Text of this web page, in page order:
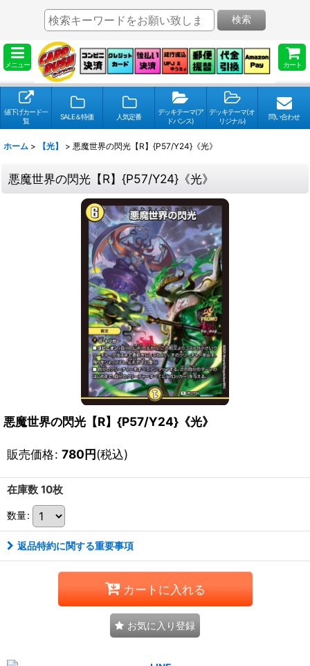
メニュー カート
検索
値下げカード一
覧
SALE＆特価 人気定番
デッキテーマ(ア
ドバンス)
デッキテーマ(オ
リジナル)
問い合わせ
ホーム > 【光】 > 悪魔世界の閃光【R】{P57/Y24}《光》
悪魔世界の閃光【R】{P57/Y24}《光》
悪魔世界の閃光【R】{P57/Y24}《光》
販売価格: 780円(税込)
在庫数 10枚
数量:
返品特約に関する重要事項
カートに入れる
お気に入り登録